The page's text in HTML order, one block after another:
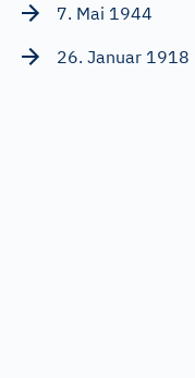
7. Mai 1944
26. Januar 1918